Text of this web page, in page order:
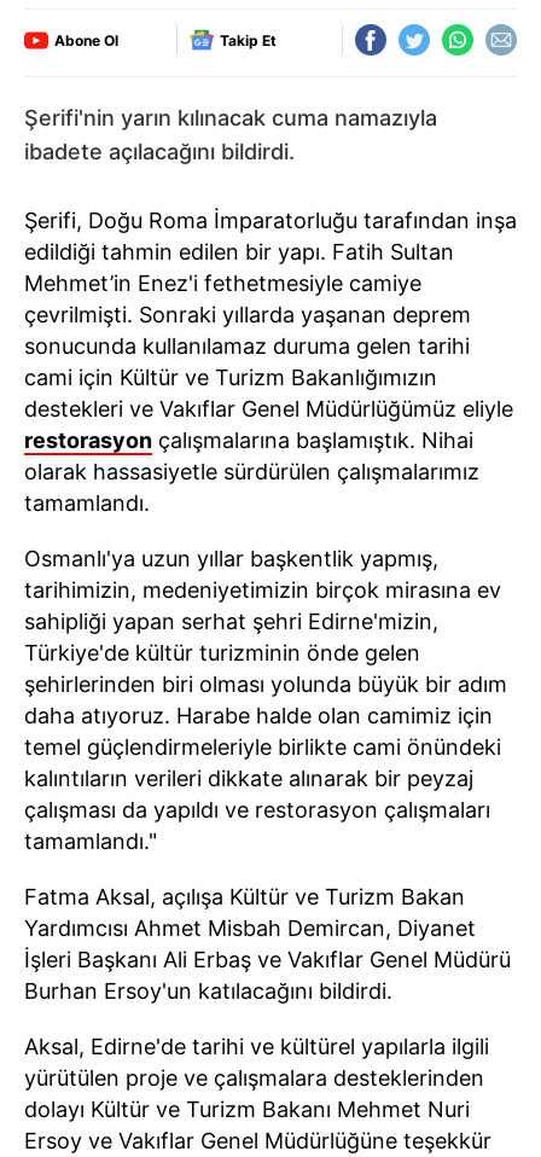
Abone Ol Takip Et
Şerifi'nin yarın kılınacak cuma namazıyla
ibadete açılacağını bildirdi.
Şerifi, Doğu Roma İmparatorluğu tarafından inşa
edildiği tahmin edilen bir yapı. Fatih Sultan
Mehmet’in Enez'i fethetmesiyle camiye
çevrilmişti. Sonraki yıllarda yaşanan deprem
sonucunda kullanılamaz duruma gelen tarihi
cami için Kültür ve Turizm Bakanlığımızın
destekleri ve Vakıflar Genel Müdürlüğümüz eliyle
restorasyon çalışmalarına başlamıştık. Nihai
olarak hassasiyetle sürdürülen çalışmalarımız
tamamlandı.
Osmanlı'ya uzun yıllar başkentlik yapmış,
tarihimizin, medeniyetimizin birçok mirasına ev
sahipliği yapan serhat şehri Edirne'mizin,
Türkiye'de kültür turizminin önde gelen
şehirlerinden biri olması yolunda büyük bir adım
daha atıyoruz. Harabe halde olan camimiz için
temel güçlendirmeleriyle birlikte cami önündeki
kalıntıların verileri dikkate alınarak bir peyzaj
çalışması da yapıldı ve restorasyon çalışmaları
tamamlandı."
Fatma Aksal, açılışa Kültür ve Turizm Bakan
Yardımcısı Ahmet Misbah Demircan, Diyanet
İşleri Başkanı Ali Erbaş ve Vakıflar Genel Müdürü
Burhan Ersoy'un katılacağını bildirdi.
Aksal, Edirne'de tarihi ve kültürel yapılarla ilgili
yürütülen proje ve çalışmalara desteklerinden
dolayı Kültür ve Turizm Bakanı Mehmet Nuri
Ersoy ve Vakıflar Genel Müdürlüğüne teşekkür